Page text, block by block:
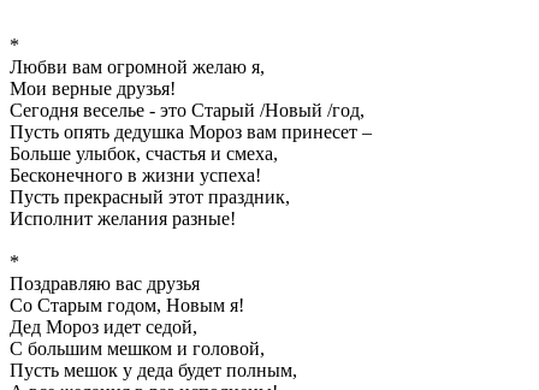
*
Любви вам огромной желаю я,
Мои верные друзья!
Сегодня веселье - это Старый /Новый /год,
Пусть опять дедушка Мороз вам принесет –
Больше улыбок, счастья и смеха,
Бесконечного в жизни успеха!
Пусть прекрасный этот праздник,
Исполнит желания разные!
*
Поздравляю вас друзья
Со Старым годом, Новым я!
Дед Мороз идет седой,
С большим мешком и головой,
Пусть мешок у деда будет полным,